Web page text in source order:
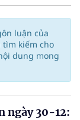
luận của
tìm kiếm cho
dung mong
ngày 30-12: